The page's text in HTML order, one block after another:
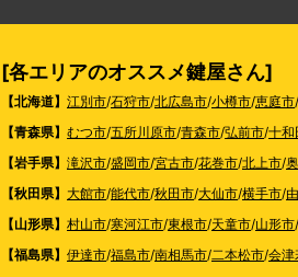
[各エリアのオススメ鍵屋さん]
【北海道】 江別市/石狩市/北広島市/小樽市/恵庭市/
【青森県】 むつ市/五所川原市/青森市/弘前市/十和
【岩手県】 滝沢市/盛岡市/宮古市/花巻市/北上市/
【秋田県】 大館市/能代市/秋田市/大仙市/横手市/
【山形県】 村山市/寒河江市/東根市/天童市/山形市/
【福島県】 伊達市/福島市/南相馬市/二本松市/会津